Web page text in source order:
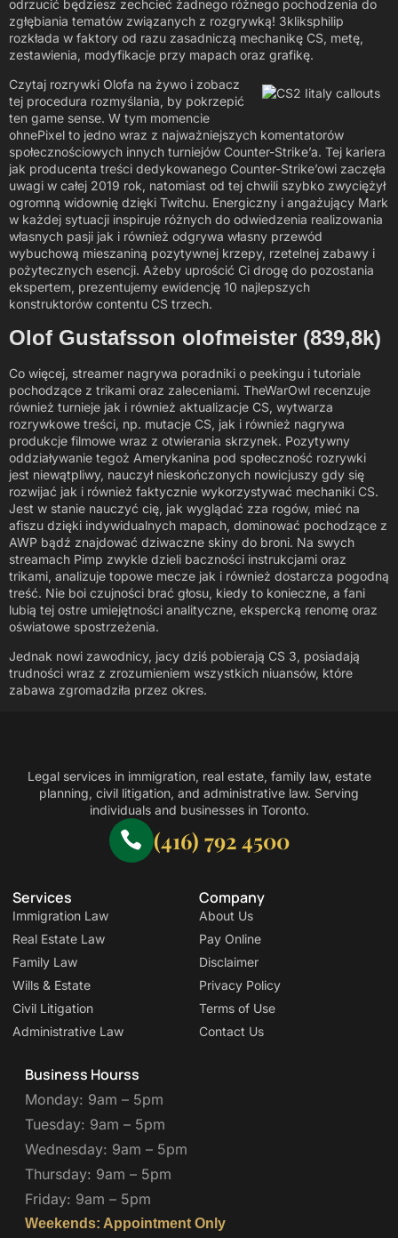
odrzucić będziesz zechcieć żadnego różnego pochodzenia do
zgłębiania tematów związanych z rozgrywką! 3kliksphilip
rozkłada w faktory od razu zasadniczą mechanikę CS, metę,
zestawienia, modyfikacje przy mapach oraz grafikę.
Czytaj rozrywki Olofa na żywo i zobacz
tej procedura rozmyślania, by pokrzepić
ten game sense. W tym momencie
ohnePixel to jedno wraz z najważniejszych komentatorów
społecznościowych innych turniejów Counter-Strike’a. Tej kariera
jak producenta treści dedykowanego Counter-Strike’owi zaczęła
uwagi w całej 2019 rok, natomiast od tej chwili szybko zwyciężył
ogromną widownię dzięki Twitchu. Energiczny i angażujący Mark
w każdej sytuacji inspiruje różnych do odwiedzenia realizowania
własnych pasji jak i również odgrywa własny przewód
wybuchową mieszaniną pozytywnej krzepy, rzetelnej zabawy i
pożytecznych esencji. Ażeby uprościć Ci drogę do pozostania
ekspertem, prezentujemy ewidencję 10 najlepszych
konstruktorów contentu CS trzech.
Olof Gustafsson olofmeister (839,8k)
Co więcej, streamer nagrywa poradniki o peekingu i tutoriale
pochodzące z trikami oraz zaleceniami. TheWarOwl recenzuje
również turnieje jak i również aktualizacje CS, wytwarza
rozrywkowe treści, np. mutacje CS, jak i również nagrywa
produkcje filmowe wraz z otwierania skrzynek. Pozytywny
oddziaływanie tegoż Amerykanina pod społeczność rozrywki
jest niewątpliwy, nauczył nieskończonych nowicjuszy gdy się
rozwijać jak i również faktycznie wykorzystywać mechaniki CS.
Jest w stanie nauczyć cię, jak wyglądać zza rogów, mieć na
afiszu dzięki indywidualnych mapach, dominować pochodzące z
AWP bądź znajdować dziwaczne skiny do broni. Na swych
streamach Pimp zwykle dzieli baczności instrukcjami oraz
trikami, analizuje topowe mecze jak i również dostarcza pogodną
treść. Nie boi czujności brać głosu, kiedy to konieczne, a fani
lubią tej ostre umiejętności analityczne, ekspercką renomę oraz
oświatowe spostrzeżenia.
Jednak nowi zawodnicy, jacy dziś pobierają CS 3, posiadają
trudności wraz z zrozumieniem wszystkich niuansów, które
zabawa zgromadziła przez okres.
Legal services in immigration, real estate, family law, estate
planning, civil litigation, and administrative law. Serving
individuals and businesses in Toronto.
(416) 792 4500
Services
Immigration Law
Real Estate Law
Family Law
Wills & Estate
Civil Litigation
Administrative Law
Company
About Us
Pay Online
Disclaimer
Privacy Policy
Terms of Use
Contact Us
Business Hourss
Monday: 9am – 5pm
Tuesday: 9am – 5pm
Wednesday: 9am – 5pm
Thursday: 9am – 5pm
Friday: 9am – 5pm
Weekends: Appointment Only